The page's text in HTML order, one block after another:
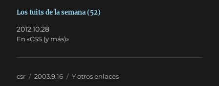
Los tuits de la semana (52)
2012.10.28
En «CSS (y más)»
Autor
csr
Publicado
2003.9.16 Categorías
Y otros enlaces